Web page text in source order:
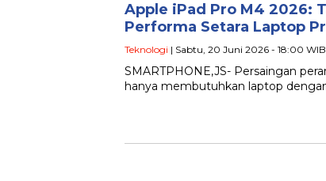
Apple iPad Pro M4 2026:
Performa Setara Laptop
Teknologi | Sabtu, 20 Juni 2026 - 18:00 WIB
SMARTPHONE,JS- Persaingan
hanya membutuhkan laptop